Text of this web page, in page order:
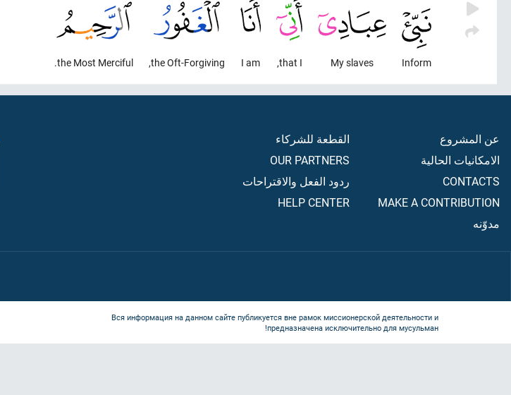
Inform
My slaves
that I,
I am
the Oft-Forgiving,
the Most Merciful.
عن المشروع
الامكانيات الحالية
CONTACTS
MAKE A CONTRIBUTION
مدوّنه
القطعة للشركاء
OUR PARTNERS
ردود الفعل والاقتراحات
HELP CENTER
Вся информация на данном сайте публикуется вне рамок миссионерской деятельности и
предназначена исключительно для мусульман!